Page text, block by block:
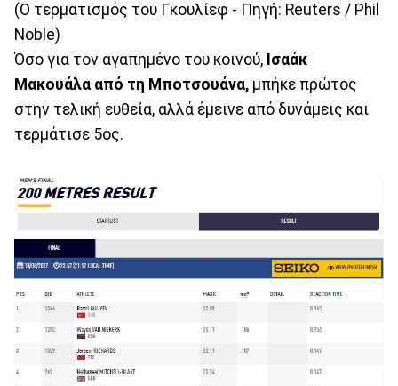
(Ο τερματισμός του Γκουλίεφ - Πηγή: Reuters / Phil
Noble)
Όσο για τον αγαπημένο του κοινού, Ισαάκ
Μακουάλα από τη Μποτσουάνα, μπήκε πρώτος
στην τελική ευθεία, αλλά έμεινε από δυνάμεις και
τερμάτισε 5ος.